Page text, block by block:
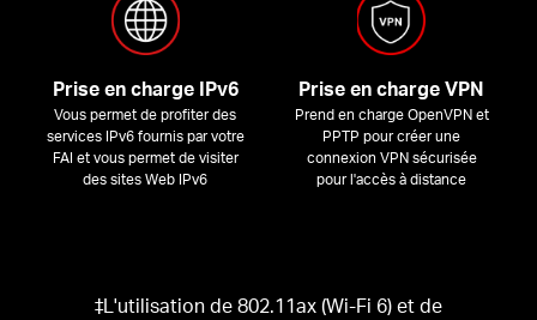
Prise en charge IPv6
Vous permet de profiter des
services IPv6 fournis par votre
FAI et vous permet de visiter
des sites Web IPv6
Prise en charge VPN
Prend en charge OpenVPN et
PPTP pour créer une
connexion VPN sécurisée
pour l'accès à distance
‡L'utilisation de 802.11ax (Wi-Fi 6) et de